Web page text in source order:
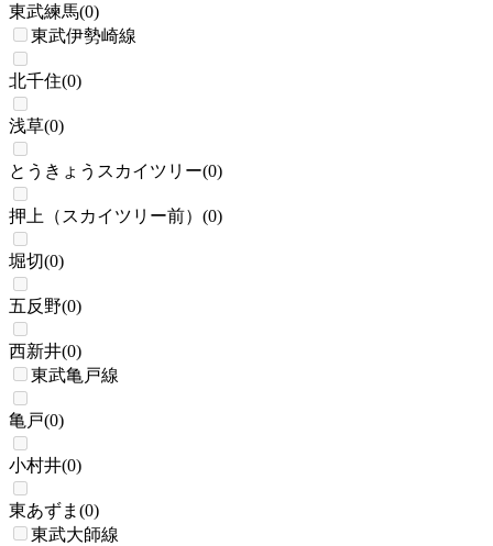
東武練馬(0)
東武伊勢崎線
北千住(0)
浅草(0)
とうきょうスカイツリー(0)
押上（スカイツリー前） (0)
堀切(0)
五反野(0)
西新井(0)
東武亀戸線
亀戸(0)
小村井(0)
東あずま (0)
東武大師線